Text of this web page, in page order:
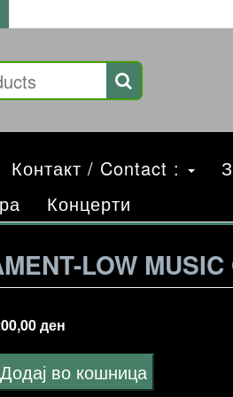
Контакт / Contact :
Концерти
LOW
ден
Додај во кошница